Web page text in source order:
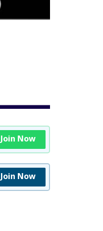
Join Now
Join Now